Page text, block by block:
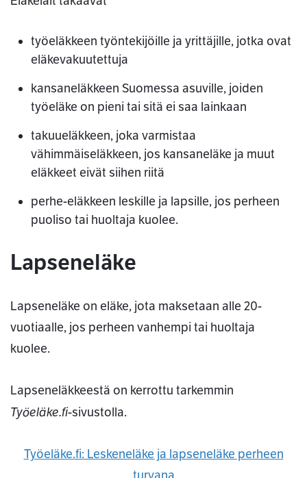
työeläkkeen työntekijöille ja yrittäjille, jotka ovat
eläkevakuutettuja
kansaneläkkeen Suomessa asuville, joiden
työeläke on pieni tai sitä ei saa lainkaan
takuueläkkeen, joka varmistaa
vähimmäiseläkkeen, jos kansaneläke ja muut
eläkkeet eivät siihen riitä
perhe-eläkkeen leskille ja lapsille, jos perheen
puoliso tai huoltaja kuolee.
Lapseneläke
Lapseneläke on eläke, jota maksetaan alle 20-
vuotiaalle, jos perheen vanhempi tai huoltaja
kuolee.
Lapseneläkkeestä on kerrottu tarkemmin
Työeläke.fi-sivustolla.
Työeläke.fi: Leskeneläke ja lapseneläke perheen